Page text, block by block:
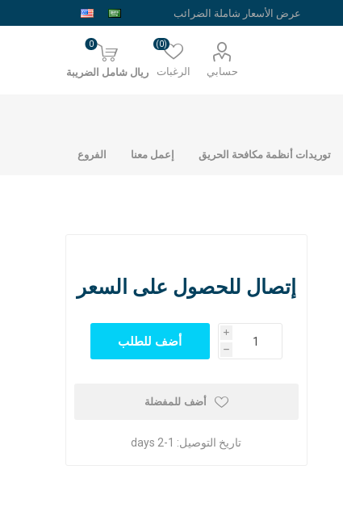
حسابي الرغبات
(0)
0
ريال شامل الضريبة
حديد شبك ارضيات
حديد الراجحي
توريدات أنظمة مكافحة الحريق إعمل معنا الفروع
إتصال للحصول على السعر
i
h
أضف للمفضلة
تاريخ التوصيل: 1-2 days